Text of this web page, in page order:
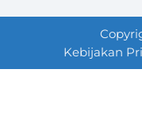
Kebijakan